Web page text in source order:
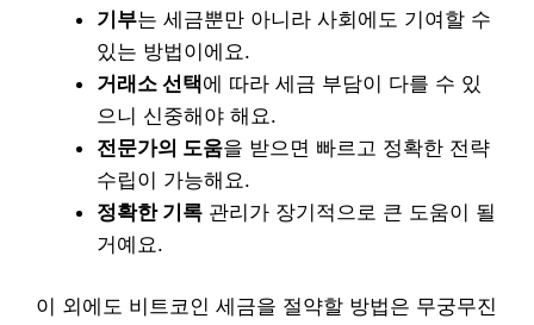
기부는 세금뿐만 아니라 사회에도 기여할 수
있는 방법이에요.
거래소 선택에 따라 세금 부담이 다를 수 있
으니 신중해야 해요.
전문가의 도움을 받으면 빠르고 정확한 전략
수립이 가능해요.
정확한 기록 관리가 장기적으로 큰 도움이 될
거예요.
이 외에도 비트코인 세금을 절약할 방법은 무궁무진